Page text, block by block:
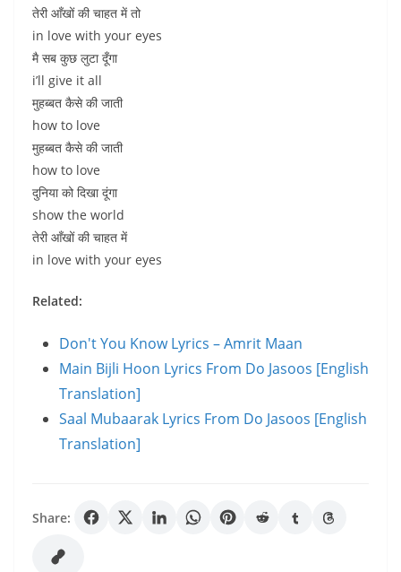
तेरी आँखों की चाहत में तो
in love with your eyes
मै सब कुछ लुटा दूँगा
i’ll give it all
मुहब्बत कैसे की जाती
how to love
मुहब्बत कैसे की जाती
how to love
दुनिया को दिखा दूंगा
show the world
तेरी आँखों की चाहत में
in love with your eyes
Related:
Don't You Know Lyrics – Amrit Maan
Main Bijli Hoon Lyrics From Do Jasoos [English
Translation]
Saal Mubaarak Lyrics From Do Jasoos [English
Translation]
Share: